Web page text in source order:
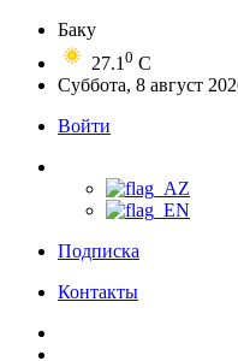
Баку
27.1 0 C
Суббота, 8 август
Войти
Подписка
Контакты